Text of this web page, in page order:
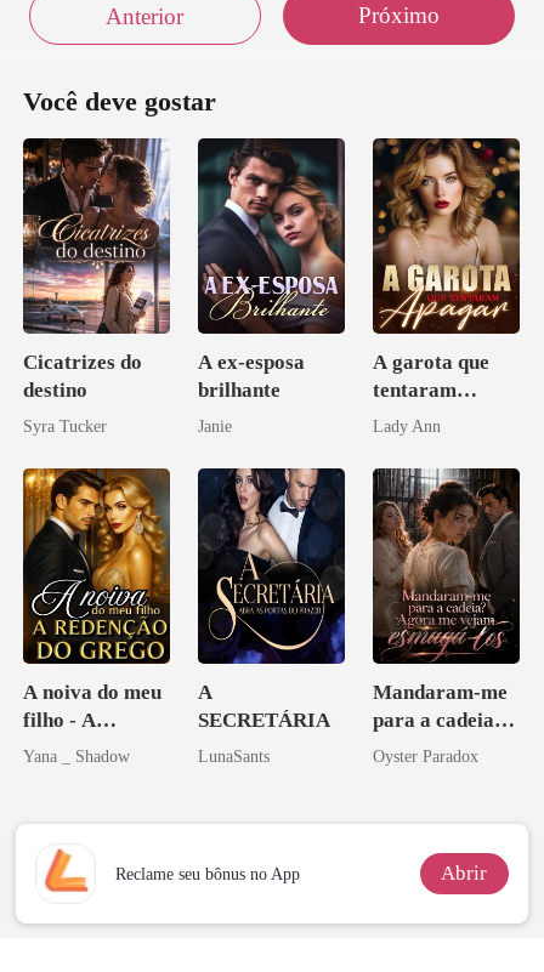
Anterior Próximo
Você deve gostar
Cicatrizes do
destino
Syra Tucker
A ex-esposa
brilhante
Janie
A garota que
tentaram
apagar
Lady Ann
A noiva do meu
filho - A
Redenção do
Yana _ Shadow
A
SECRETÁRIA
LunaSants
Mandaram-me
para a cadeia?
Agora me
Oyster Paradox
Reclame seu bônus no App Abrir